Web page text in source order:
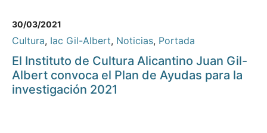
30/03/2021
Cultura, Iac Gil-Albert, Noticias, Portada
El Instituto de Cultura Alicantino Juan Gil-
Albert convoca el Plan de Ayudas para la
investigación 2021